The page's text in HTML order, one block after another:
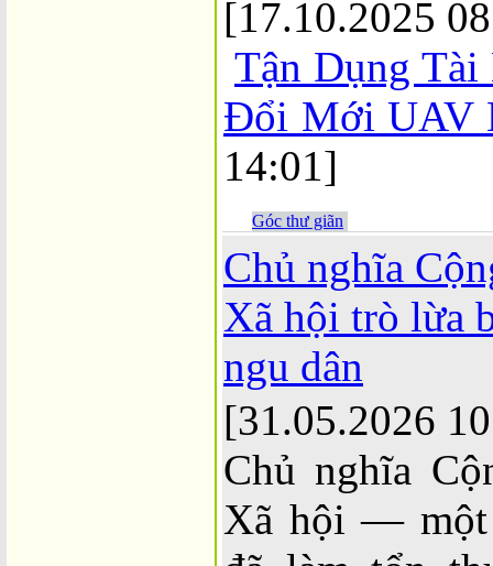
[17.10.2025
Tận Dụng
Đổi Mới UAV
14:01]
Góc thư giãn
Chủ nghĩa
Xã hội trò lừa
ngu dân
[31.05.2026
Chủ nghĩa
Xã hội — một